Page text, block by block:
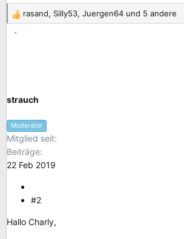
R
e
n
n
:
rasand, Silly53, Juergen64 und 5 andere
strauch
Moderator
Mitglied seit
Beiträge
22 Feb 2019
#2
Hallo Charly,